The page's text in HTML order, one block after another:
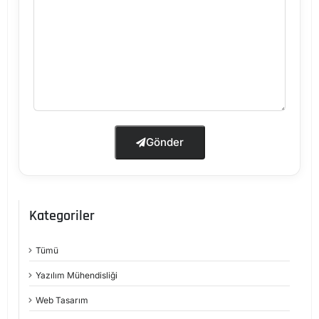
Gönder
Kategoriler
Tümü
Yazılım Mühendisliği
Web Tasarım